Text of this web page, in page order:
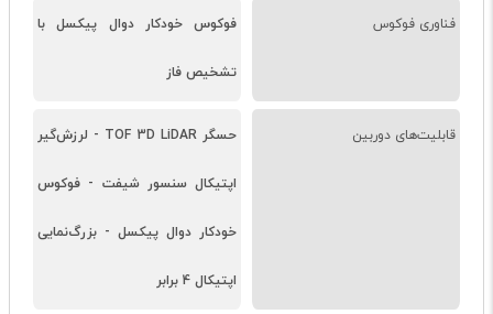
فناوری فوکوس فوکوس خودکار دوال پیکسل با
تشخیص فاز
قابلیت‌های دوربین حسگر TOF 3D LiDAR - لرزش‌گیر
اپتیکال سنسور شیفت - فوکوس
خودکار دوال پیکسل - بزرگ‌نمایی
اپتیکال 4 برابر